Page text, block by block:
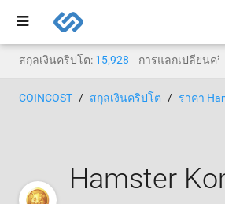
สกุลเงินคริปโต: 15,928 การแลกเปลี่ยนค
COINCOST สกุลเงินคริปโต ราคา
Hamster